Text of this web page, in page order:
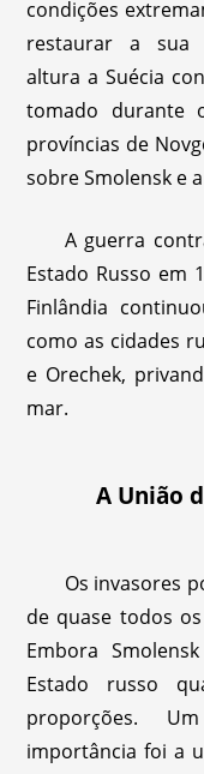
condições
restaurar a sua
altura a Suécia
tomado durante
províncias de
sobre Smolensk e
A guerra
Estado Russo em
Finlândia
como as cidades
e Orechek,
mar.
A União
Os invasores
de quase todos
Embora
Estado russo
proporções.
importância foi a